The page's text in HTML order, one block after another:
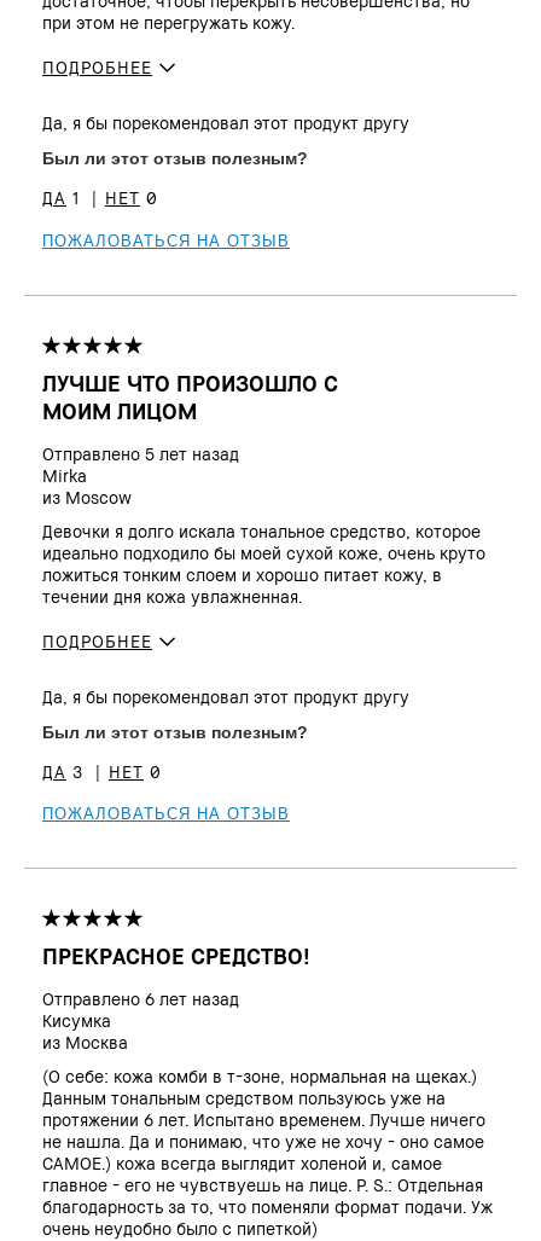
при этом не перегружать кожу.
ПОДРОБНЕЕ
лет?
Тип кожи
Нормальная
Преимущества
использовании, Стойкость
Да, я бы порекомендовал этот продукт другу
Был ли этот отзыв полезным?
1 0
ПОЖАЛОВАТЬСЯ НА ОТЗЫВ
ЛУЧШЕ ЧТО ПРОИЗОШЛО С
МОИМ ЛИЦОМ
Отправлено 5 лет назад
Mirka
из Moscow
Девочки я долго искала тональное средство, которое
идеально подходило бы моей сухой коже, очень круто
ложиться тонким слоем и хорошо питает кожу, в
течении дня кожа увлажненная.
ПОДРОБНЕЕ
лет?
Тон кожи
От среднего до темного
кожи
Преимущества
Естественное покрытие,
Да, я бы порекомендовал этот продукт другу
Был ли этот отзыв полезным?
3 0
ПОЖАЛОВАТЬСЯ НА ОТЗЫВ
ПРЕКРАСНОЕ СРЕДСТВО!
Отправлено 6 лет назад
Кисумка
из Москва
(О себе: кожа комби в т-зоне, нормальная на щеках.)
Данным тональным средством пользуюсь уже на
протяжении 6 лет. Испытано временем. Лучше ничего
не нашла. Да и понимаю, что уже не хочу - оно самое
САМОЕ.) кожа всегда выглядит холеной и, самое
главное - его не чувствуешь на лице. P. S.: Отдельная
благодарность за то, что поменяли формат подачи. Уж
очень неудобно было с пипеткой)